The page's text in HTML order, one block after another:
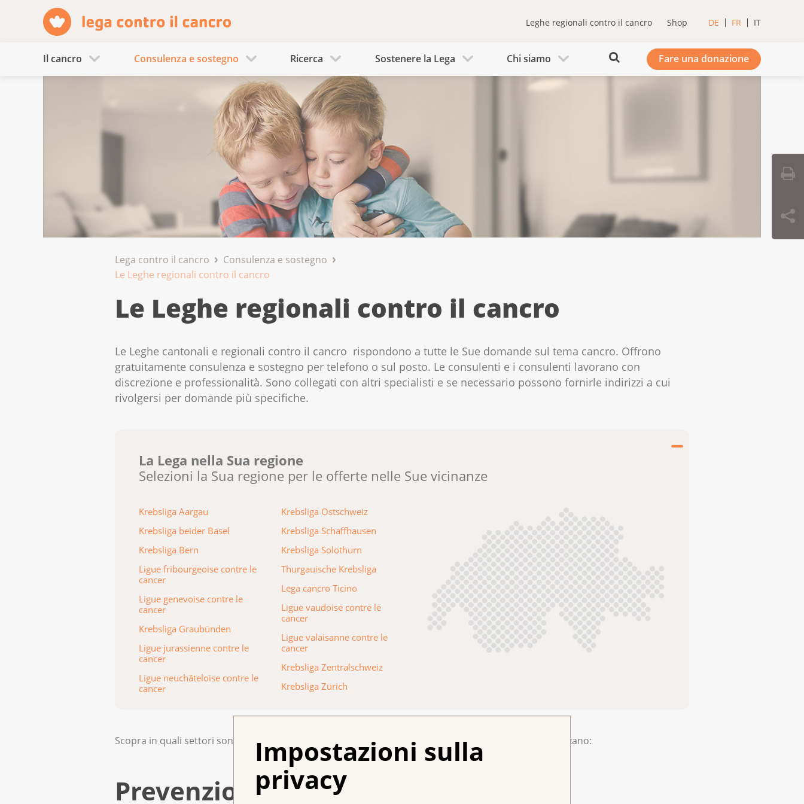
Impostazioni sulla
privacy
Leghe regionali contro il cancro Shop DE FR IT
Il cancro Consulenza e sostegno Ricerca Sostenere la Lega Chi siamo Fare una donazione
Lega contro il cancro
Consulenza e sostegno
Le Leghe regionali contro il cancro
Le Leghe regionali contro il cancro
Le Leghe cantonali e regionali contro il cancro rispondono a tutte le Sue domande sul tema cancro. Offrono
gratuitamente consulenza e sostegno per telefono o sul posto. Le consulenti e i consulenti lavorano con
discrezione e professionalità. Sono collegati con altri specialisti e se necessario possono fornirle indirizzi a cui
rivolgersi per domande più specifiche.
La Lega nella Sua regione
Selezioni la Sua regione per le offerte nelle Sue vicinanze
Krebsliga Aargau
Krebsliga beider Basel
Krebsliga Bern
Ligue fribourgeoise contre le
cancer
Ligue genevoise contre le
cancer
Krebsliga Graubünden
Ligue jurassienne contre le
cancer
Ligue neuchâteloise contre le
cancer
Krebsliga Ostschweiz
Krebsliga Schaffhausen
Krebsliga Solothurn
Thurgauische Krebsliga
Lega cancro Ticino
Ligue vaudoise contre le
cancer
Ligue valaisanne contre le
cancer
Krebsliga Zentralschweiz
Krebsliga Zürich
Scopra in quali settori sono attive le Leghe contro il cancro regionali e quali competenze le caratterizzano:
Prevenzione